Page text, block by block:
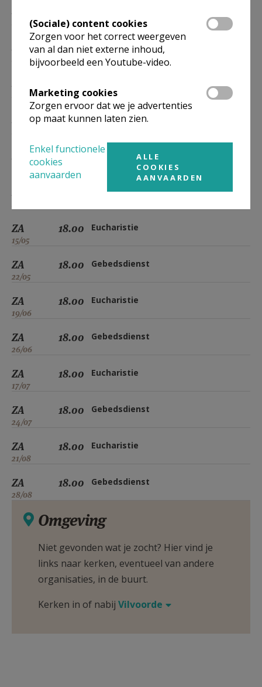
20/02
27/02
18.00 Gebedsdienst
20/03
18.00 Gebedsdienst
17/04
18.00 Eucharistie
Gebedsdienst
ZA
15/05
18.00 Eucharistie
ZA
22/05
18.00 Gebedsdienst
ZA
19/06
18.00 Eucharistie
ZA
26/06
18.00 Gebedsdienst
ZA
17/07
18.00 Eucharistie
ZA
24/07
18.00 Gebedsdienst
ZA
21/08
18.00 Eucharistie
ZA
28/08
18.00 Gebedsdienst
Omgeving
Niet gevonden wat je zocht? Hier vind je
links naar kerken, eventueel van andere
organisaties, in de buurt.
Kerken in of nabij Vilvoorde
(Sociale) content cookies
Zorgen voor het correct weergeven
van al dan niet externe inhoud,
bijvoorbeeld een Youtube-video.
Marketing cookies
Zorgen ervoor dat we je advertenties
op maat kunnen laten zien.
Enkel functionele
cookies
aanvaarden
ALLE
COOKIES
AANVAARDEN